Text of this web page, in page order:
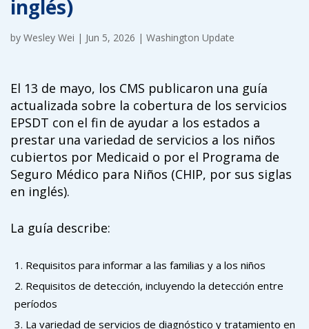
inglés)
by Wesley Wei | Jun 5, 2026 | Washington Update
El 13 de mayo, los CMS publicaron una guía
actualizada sobre la cobertura de los servicios
EPSDT con el fin de ayudar a los estados a
prestar una variedad de servicios a los niños
cubiertos por Medicaid o por el Programa de
Seguro Médico para Niños (CHIP, por sus siglas
en inglés).
La guía describe:
Requisitos para informar a las familias y a los niños
Requisitos de detección, incluyendo la detección entre
períodos
La variedad de servicios de diagnóstico y tratamiento en
Give
in
honor/memory
Give in honor or in memory
The Close the Gap campaign is funded by Dr. David Nichols
and Mayme Boyd.
Is my donation tax-deductible